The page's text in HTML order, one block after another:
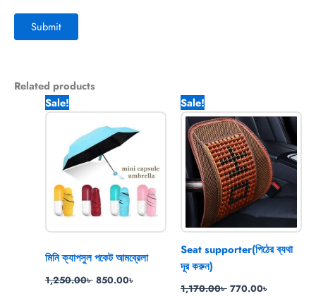
Related products
Sale!
মিনি ক্যাপসুল পকেট আমব্রেলা
1,250.00৳
price
was:
1,250.00৳ .
850.00৳
price
850.00৳ .
Sale!
Seat supporter(পিঠের ব্যথা
দূর করুন)
1,170.00৳
price
was:
1,170.00৳ .
770.00৳
price
is:
770.00৳ .